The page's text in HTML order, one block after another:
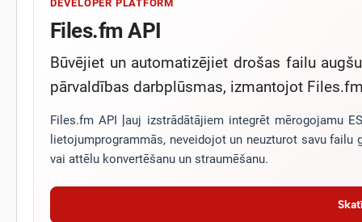
DEVELOPER PLATFORM
Files.fm API
Būvējiet un automatizējiet drošas failu
pārvaldības darbplūsmas, izmantojot
Files.fm API ļauj izstrādātājiem integrēt mērogojamu
lietojumprogrammās, neveidojot un neuzturot savu
vai attēlu konvertēšanu un straumēšanu.